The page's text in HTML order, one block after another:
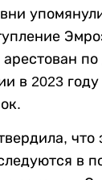
по
в 2023
что
в